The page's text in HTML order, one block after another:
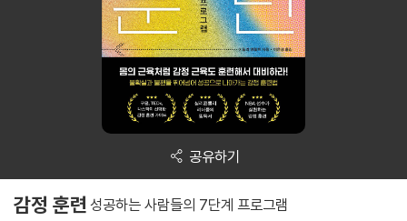
공유하기
감정 훈련 성공하는 사람들의 7단계 프로그램